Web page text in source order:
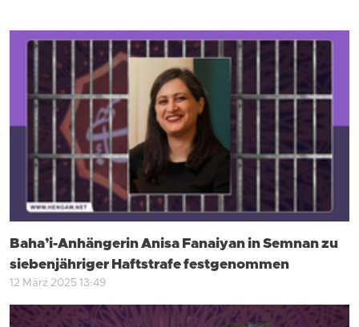
Baha’i-Anhängerin Anisa Fanaiyan in Semnan zu
siebenjähriger Haftstrafe festgenommen
12 März 2025 13:49